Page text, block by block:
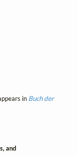
in Buch der
and